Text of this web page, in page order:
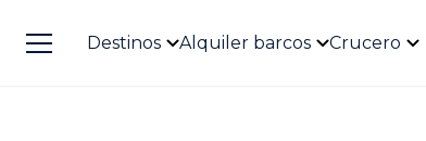
Destinos Alquiler barcos Crucero